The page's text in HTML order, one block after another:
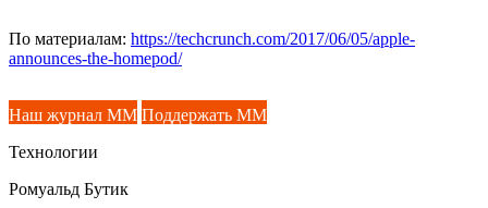
По материалам: https://techcrunch.com/2017/06/05/apple-
announces-the-homepod/
Наш журнал ММ Поддержать ММ
Технологии
Ромуальд Бутик